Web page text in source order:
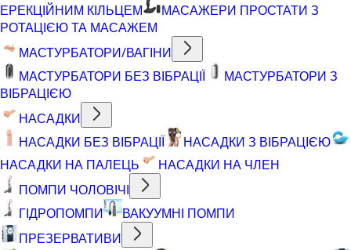
ЕРЕКЦІЙНИМ КІЛЬЦЕМ
МАСАЖЕРИ ПРОСТАТИ З
РОТАЦІЄЮ ТА МАСАЖЕМ
МАСТУРБАТОРИ/ВАГІНИ
МАСТУРБАТОРИ БЕЗ ВІБРАЦІЇ
МАСТУРБАТОРИ З
ВІБРАЦІЄЮ
НАСАДКИ
НАСАДКИ БЕЗ ВІБРАЦІЇ
НАСАДКИ З ВІБРАЦІЄЮ
НАСАДКИ НА ПАЛЕЦЬ
НАСАДКИ НА ЧЛЕН
ПОМПИ ЧОЛОВІЧІ
ГІДРОПОМПИ
ВАКУУМНІ ПОМПИ
ПРЕЗЕРВАТИВИ